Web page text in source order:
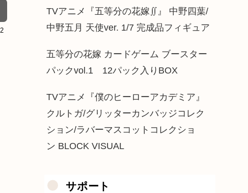
TVアニメ『五等分の花嫁∬』 中野四葉/
中野五月 天使ver. 1/7 完成品フィギュア
五等分の花嫁 カードゲーム ブースター
パックvol.1 12パック入りBOX
TVアニメ『僕のヒーローアカデミア』
クルトガ/グリッターカンバッジコレク
ション/ラバーマスコットコレクショ
ン BLOCK VISUAL
サポート